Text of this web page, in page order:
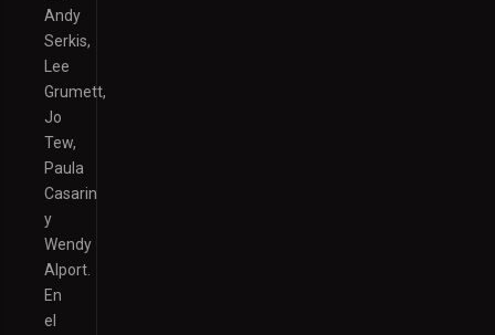
Andy
Serkis,
Lee
Grumett,
Jo
Tew,
Paula
Casarin
y
Wendy
Alport.
En
el